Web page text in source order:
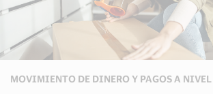
20
regímenes
de
pago
en
tiempo
real,
MOVIMIENTO DE DINERO Y PAGOS A